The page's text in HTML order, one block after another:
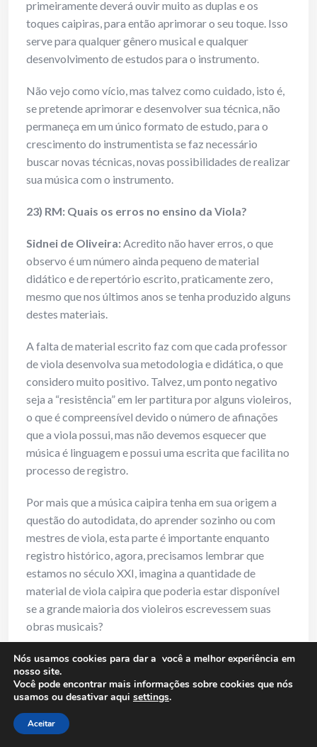
primeiramente deverá ouvir muito as duplas e os
toques caipiras, para então aprimorar o seu toque. Isso
serve para qualquer gênero musical e qualquer
desenvolvimento de estudos para o instrumento.
Não vejo como vício, mas talvez como cuidado, isto é,
se pretende aprimorar e desenvolver sua técnica, não
permaneça em um único formato de estudo, para o
crescimento do instrumentista se faz necessário
buscar novas técnicas, novas possibilidades de realizar
sua música com o instrumento.
23) RM: Quais os erros no ensino da Viola?
Sidnei de Oliveira:Acredito não haver erros, o que
observo é um número ainda pequeno de material
didático e de repertório escrito, praticamente zero,
mesmo que nos últimos anos se tenha produzido alguns
destes materiais.
A falta de material escrito faz com que cada professor
de viola desenvolva sua metodologia e didática, o que
considero muito positivo. Talvez, um ponto negativo
seja a “resistência” em ler partitura por alguns violeiros,
o que é compreensível devido o número de afinações
que a viola possui, mas não devemos esquecer que
música é linguagem e possui uma escrita que facilita no
processo de registro.
Por mais que a música caipira tenha em sua origem a
questão do autodidata, do aprender sozinho ou com
mestres de viola, esta parte é importante enquanto
registro histórico, agora, precisamos lembrar que
estamos no século XXI, imagina a quantidade de
material de viola caipira que poderia estar disponível
se a grande maioria dos violeiros escrevessem suas
obras musicais?
24) RM: Tocar muitas notas por compasso ajuda e
prejudica a musicalidade?
um virtuoso com musicalidade, não considero o
Nós usamos cookies para dar a você a melhor experiência em
nosso site.
Você pode encontrar mais informações sobre cookies que nós
usamos ou desativar aqui settings.
Aceitar